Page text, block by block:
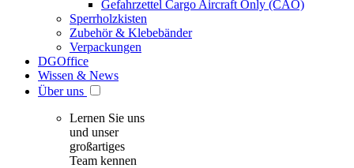
Gefahrzettel Cargo Aircraft Only (CAO)
Sperrholzkisten
Zubehör & Klebebänder
Verpackungen
DGOffice
Wissen & News
Über uns
Lernen Sie uns
und unser
großartiges
Team kennen